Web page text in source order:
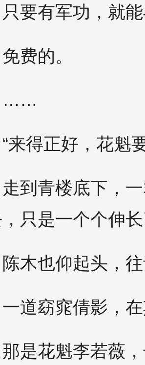
只要有军功，就
免费的。
……
“来得正好，花魁
走到青楼底下，
只是一个个伸
陈木也仰起头，
一道窈窕倩影，
那是花魁李若薇